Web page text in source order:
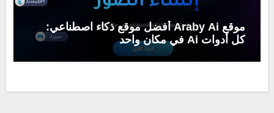
موقع Araby Ai أفضل موقع ذكاء اصطناعي:
كل أدوات Ai في مكان واحد